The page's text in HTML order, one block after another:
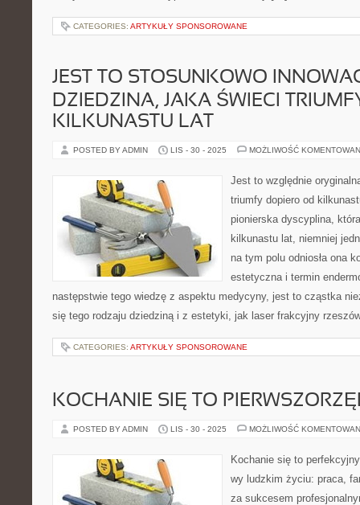
CATEGORIES: ARTYKUŁY SPONSOROWANE
JEST TO STOSUNKOWO
DZIEDZINA, JAKA ŚWIECI
KILKUNASTU LAT
POSTED BY ADMIN LIS - 30 - 2025 MOŻLIWOŚĆ
Jest to względnie
triumfy dopiero od
pionierska dyscyplina,
kilkunastu lat, niemniej
na tym polu odniosła ona
estetyczna i termin
następstwie tego wiedzę z aspektu medycyny, jest to cząstka
się tego rodzaju dziedziną i z estetyki, jak laser frakcyjny
CATEGORIES: ARTYKUŁY SPONSOROWANE
KOCHANIE SIĘ TO
POSTED BY ADMIN LIS - 30 - 2025 MOŻLIWOŚĆ
Kochanie się to
wy ludzkim życiu: praca,
za sukcesem